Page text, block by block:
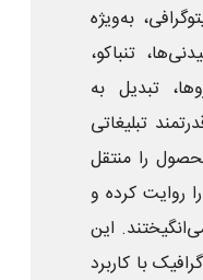
به‌ویژه
تنباکو،
تبدیل به
تبلیغاتی
را منتقل
روایت کرده و
این
با کاربرد